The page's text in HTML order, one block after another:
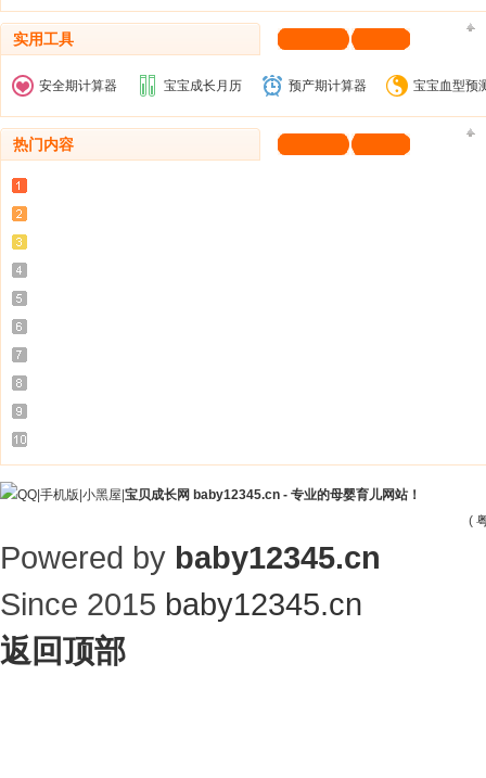
实用工具
安全期计算器 宝宝成长月历 预产期计算器 宝宝血型预
热门内容
手机版 小黑屋 宝贝成长网 baby12345.cn - 专业的母婴育儿网站！
(
Powered by baby12345.cn
Since 2015 baby12345.cn
返回顶部